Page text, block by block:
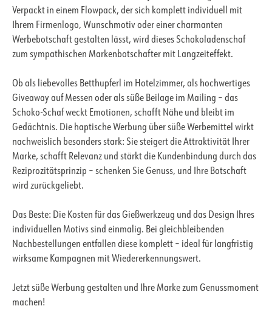
Verpackt in einem Flowpack, der sich komplett individuell mit
Ihrem Firmenlogo, Wunschmotiv oder einer charmanten
Werbebotschaft gestalten lässt, wird dieses Schokoladenschaf
zum sympathischen Markenbotschafter mit Langzeiteffekt.
Ob als liebevolles Betthupferl im Hotelzimmer, als hochwertiges
Giveaway auf Messen oder als süße Beilage im Mailing – das
Schoko-Schaf weckt Emotionen, schafft Nähe und bleibt im
Gedächtnis. Die haptische Werbung über süße Werbemittel wirkt
nachweislich besonders stark: Sie steigert die Attraktivität Ihrer
Marke, schafft Relevanz und stärkt die Kundenbindung durch das
Reziprozitätsprinzip – schenken Sie Genuss, und Ihre Botschaft
wird zurückgeliebt.
Das Beste: Die Kosten für das Gießwerkzeug und das Design Ihres
individuellen Motivs sind einmalig. Bei gleichbleibenden
Nachbestellungen entfallen diese komplett – ideal für langfristig
wirksame Kampagnen mit Wiedererkennungswert.
Jetzt süße Werbung gestalten und Ihre Marke zum Genussmoment
machen!